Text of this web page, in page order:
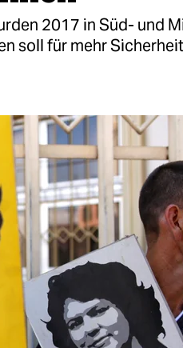
2017 in Süd- und
soll für mehr